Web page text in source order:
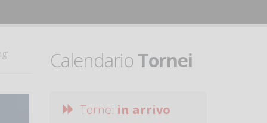
CalendarioTornei
Tornei in arrivo